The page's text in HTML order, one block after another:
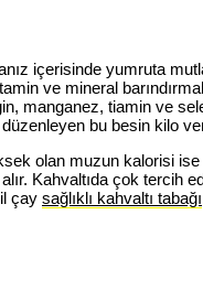
içerisinde yumruta
ve mineral
manganez, tiamin ve
bu besin kilo
olan muzun kalorisi
Kahvaltıda çok tercih
çay sağlıklı kahvaltı tabağı